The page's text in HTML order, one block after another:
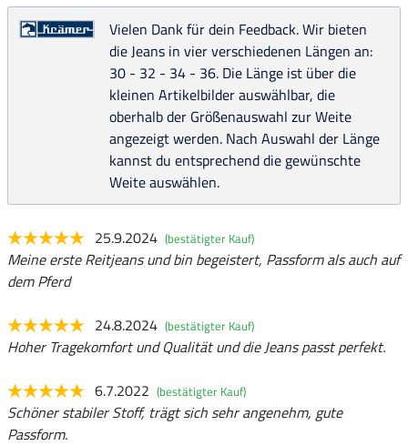
Vielen Dank für dein Feedback. Wir bieten
die Jeans in vier verschiedenen Längen an:
30 - 32 - 34 - 36. Die Länge ist über die
kleinen Artikelbilder auswählbar, die
oberhalb der Größenauswahl zur Weite
angezeigt werden. Nach Auswahl der Länge
kannst du entsprechend die gewünschte
Weite auswählen.
25.9.2024 (bestätigter Kauf)
Meine erste Reitjeans und bin begeistert, Passform als auch auf
dem Pferd
24.8.2024 (bestätigter Kauf)
Hoher Tragekomfort und Qualität und die Jeans passt perfekt.
6.7.2022 (bestätigter Kauf)
Schöner stabiler Stoff, trägt sich sehr angenehm, gute
Passform.